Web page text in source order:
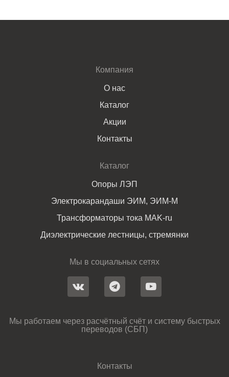
Компания
О нас
Каталог
Акции
Контакты
Каталог
Опоры ЛЭП
Электрокарандаши ЭИМ, ЭИМ-М
Трансформаторы тока MAK-ru
Диэлектрические лестницы, стремянки
Мы в социальных сетях
Мы работаем через расчётный счёт и систему быстрых
переводов (СБП)
Контакты